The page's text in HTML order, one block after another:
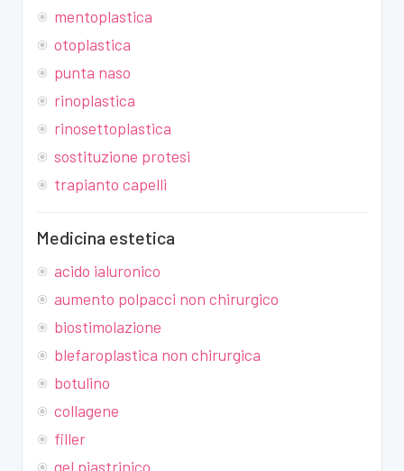
mentoplastica
otoplastica
punta naso
rinoplastica
rinosettoplastica
sostituzione protesi
trapianto capelli
Medicina estetica
acido ialuronico
aumento polpacci non chirurgico
biostimolazione
blefaroplastica non chirurgica
botulino
collagene
filler
gel piastrinico